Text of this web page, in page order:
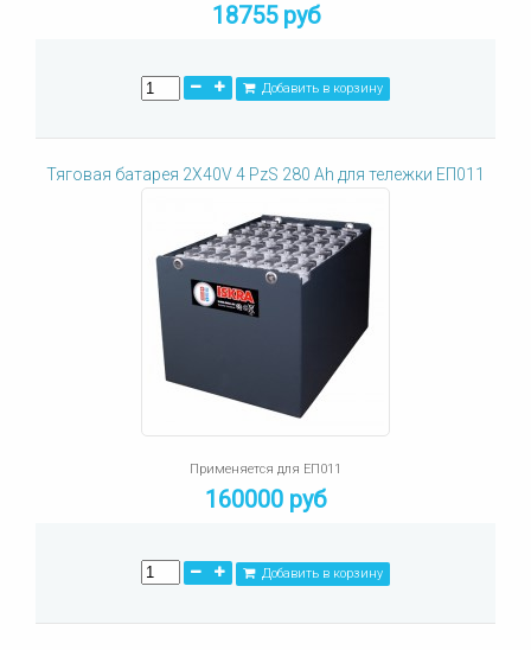
18755 руб
Добавить в корзину
Тяговая батарея 2X40V 4 PzS 280 Ah для тележки ЕП011
Применяется для ЕП011
160000 руб
Добавить в корзину